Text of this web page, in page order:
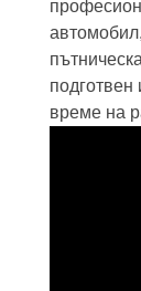
подготвен
време на